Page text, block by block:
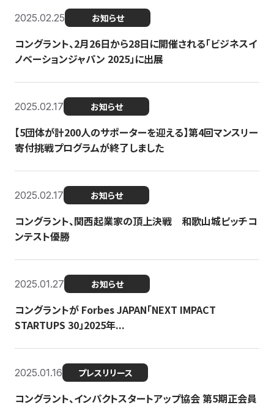
2025.02.25 お知らせ
コングラント、2月26日から28日に開催される「ビジネスイ
ノベーションジャパン 2025」に出展
2025.02.17 お知らせ
【5団体が計200人のサポーターを迎える】​​第4回マンスリー
寄付挑戦プログラムが終了しました
2025.02.17 お知らせ
コングラント、関西起業家の頂上決戦 和歌山城ピッチコ
ンテスト優勝
2025.01.27 お知らせ
コングラントが Forbes JAPAN「NEXT IMPACT
STARTUPS 30」2025年...
2025.01.16 プレスリリース
コングラント、インパクトスタートアップ協会 第5期正会員